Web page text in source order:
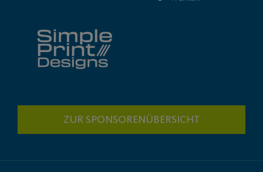
ZUR SPONSORENÜBERSICHT